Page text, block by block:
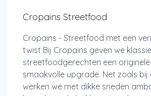
Cropains Streetfood
Cropains - Streetfood met een
twist Bij Cropains geven we
streetfoodgerechten een originele
smaakvolle upgrade. Net zoals bij
werken we met dikke sneden